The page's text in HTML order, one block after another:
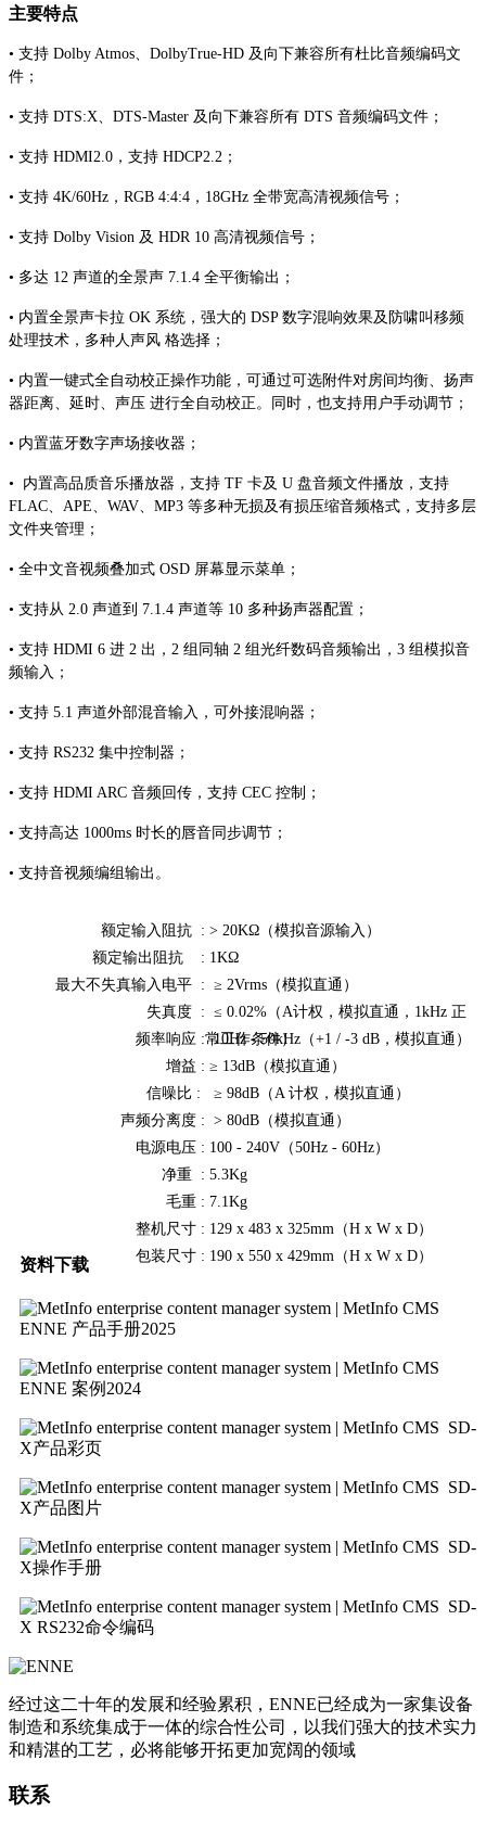
主要特点
• 支持 Dolby Atmos、DolbyTrue-HD 及向下兼容所有杜比音频编码文
件；
• 支持 DTS:X、DTS-Master 及向下兼容所有 DTS 音频编码文件；
• 支持 HDMI2.0，支持 HDCP2.2；
• 支持 4K/60Hz，RGB 4:4:4，18GHz 全带宽高清视频信号；
• 支持 Dolby Vision 及 HDR 10 高清视频信号；
• 多达 12 声道的全景声 7.1.4 全平衡输出；
• 内置全景声卡拉 OK 系统，强大的 DSP 数字混响效果及防啸叫移频
处理技术，多种人声风 格选择；
• 内置一键式全自动校正操作功能，可通过可选附件对房间均衡、扬声
器距离、延时、声压 进行全自动校正。同时，也支持用户手动调节；
• 内置蓝牙数字声场接收器；
• 内置高品质音乐播放器，支持 TF 卡及 U 盘音频文件播放，支持
FLAC、APE、WAV、MP3 等多种无损及有损压缩音频格式，支持多层
文件夹管理；
• 全中文音视频叠加式 OSD 屏幕显示菜单；
• 支持从 2.0 声道到 7.1.4 声道等 10 多种扬声器配置；
• 支持 HDMI 6 进 2 出，2 组同轴 2 组光纤数码音频输出，3 组模拟音
频输入；
• 支持 5.1 声道外部混音输入，可外接混响器；
• 支持 RS232 集中控制器；
• 支持 HDMI ARC 音频回传，支持 CEC 控制；
• 支持高达 1000ms 时长的唇音同步调节；
• 支持音视频编组输出。
额定输入阻抗 : > 20KΩ（模拟音源输入）
额定输出阻抗 : 1KΩ
最大不失真输入电平 : ≥ 2Vrms（模拟直通）
失真度 : ≤ 0.02%（A计权，模拟直通，1kHz 正
常工作条件）
频率响应 :10Hz - 50kHz（+1 / -3 dB，模拟直通）
增益 : ≥ 13dB（模拟直通）
信噪比 :
≥ 98dB（A 计权，模拟直通）
声频分离度 : > 80dB（模拟直通）
电源电压 : 100 - 240V（50Hz - 60Hz）
净重 : 5.3Kg
毛重 : 7.1Kg
整机尺寸 : 129 x 483 x 325mm（H x W x D）
包装尺寸 : 190 x 550 x 429mm（H x W x D）
资料下载
ENNE 产品手册2025
ENNE 案例2024
SD-
X产品彩页
SD-
X产品图片
SD-
X操作手册
SD-
X RS232命令编码
经过这二十年的发展和经验累积，ENNE已经成为一家集设备
制造和系统集成于一体的综合性公司，以我们强大的技术实力
和精湛的工艺，必将能够开拓更加宽阔的领域
联系